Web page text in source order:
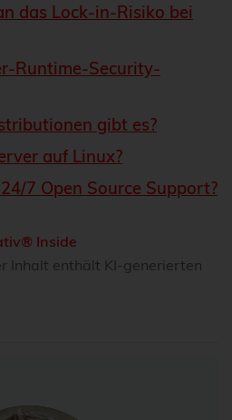
das Lock-in-Risiko bei
Runtime-Security-
gibt es?
auf Linux?
7 Open Source Support?
Inside
Inhalt enthält KI-generierten